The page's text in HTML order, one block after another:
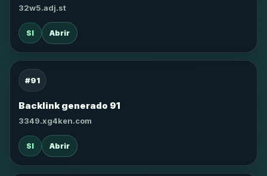
32w5.adj.st
SI Abrir
#91
Backlink generado 91
3349.xg4ken.com
SI Abrir